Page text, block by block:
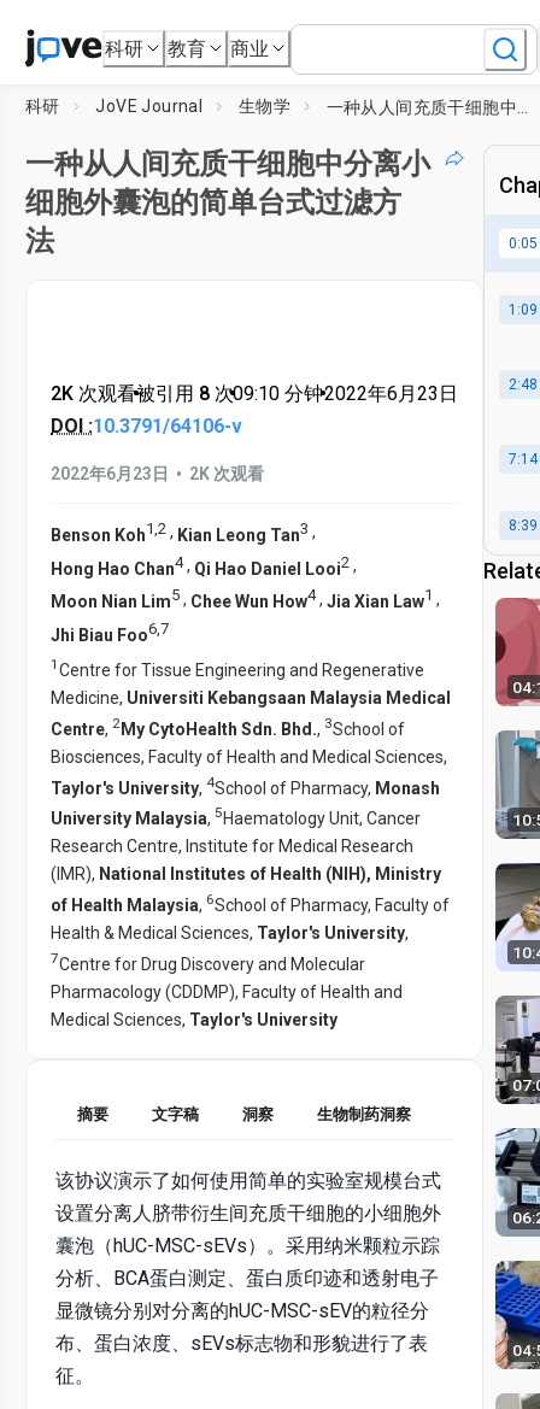
科研 教育 商业
科研 JoVE Journal 生物学
一种从人间充质干细胞中分离小
细胞外囊泡的简单台式过滤方
法
2K 次观看•被引用 8 次•09:10 分钟•2022年6月23日
DOI :10.3791/64106-v
2022年6月23日 • 2K 次观看
Benson Koh1,2 , Kian Leong Tan3 ,
Hong Hao Chan4, Qi Hao Daniel Looi2 ,
Moon Nian Lim5 , Chee Wun How4, Jia Xian Law1 ,
Jhi Biau Foo6 7
1 Centre for Tissue Engineering and Regenerative
Medicine, Universiti Kebangsaan Malaysia Medical
Centre, 2 My CytoHealth Sdn. Bhd., 3School of
Biosciences, Faculty of Health and Medical Sciences,
Taylor's University, 4School of Pharmacy, Monash
University Malaysia, 5 Haematology Unit, Cancer
Research Centre, Institute for Medical Research
(IMR), National Institutes of Health (NIH), Ministry
of Health Malaysia, 6School of Pharmacy, Faculty of
Health & Medical Sciences, Taylor's University,
7Centre for Drug Discovery and Molecular
Pharmacology (CDDMP), Faculty of Health and
Medical Sciences, Taylor's University
摘要 文字稿 洞察 生物制药洞察
该协议演示了如何使用简单的实验室规模台式
设置分离人脐带衍生间充质干细胞的小细胞外
囊泡（hUC-MSC-sEVs）。采用纳米颗粒示踪
分析、BCA蛋白测定、蛋白质印迹和透射电子
显微镜分别对分离的hUC-MSC-sEV的粒径分
布、蛋白浓度、sEVs标志物和形貌进行了表
征。
0:05
1:09
2:48
7:14
8:39